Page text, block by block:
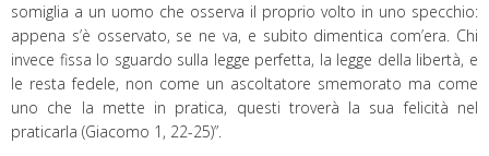
somiglia a un uomo che osserva il proprio volto in uno specchio:
appena s’è osservato, se ne va, e subito dimentica com’era. Chi
invece fissa lo sguardo sulla legge perfetta, la legge della libertà, e
le resta fedele, non come un ascoltatore smemorato ma come
uno che la mette in pratica, questi troverà la sua felicità nel
praticarla (Giacomo 1, 22-25)”.